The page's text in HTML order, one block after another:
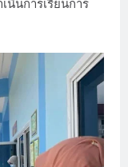
นินการเรียนการ